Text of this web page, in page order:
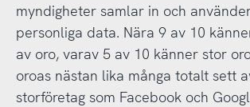
myndigheter samlar in och
personliga data. Nära 9 av 10
av oro, varav 5 av 10 känner stor
oroas nästan lika många totalt sett
storföretag som Facebook och